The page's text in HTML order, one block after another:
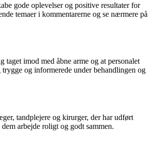
gode oplevelser og positive resultater for
temaer i kommentarerne og se nærmere på
imod med åbne arme og at personalet
og informerede under behandlingen og
tandplejere og kirurger, der har udført
arbejde roligt og godt sammen.